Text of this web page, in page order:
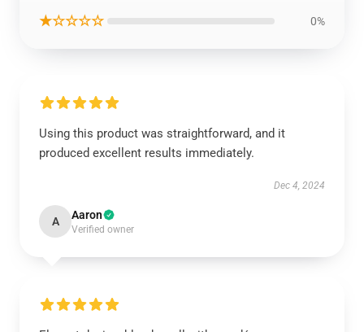
★☆☆☆☆ 0%
Using this product was straightforward, and it
produced excellent results immediately.
Dec 4, 2024
A Aaron
Verified owner